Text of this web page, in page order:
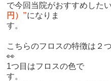
で今回当院がおすすめした
円）”になりま
こちらのフロスの特徴は２
1つ目はフロスの色で